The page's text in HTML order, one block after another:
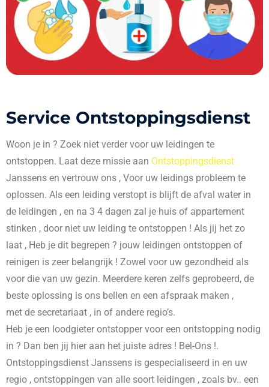
Service Ontstoppingsdienst
Woon je in ? Zoek niet verder voor uw leidingen te
ontstoppen. Laat deze missie aan Ontstoppingsdienst
Janssens en vertrouw ons , Voor uw leidings probleem te
oplossen. Als een leiding verstopt is blijft de afval water in
de leidingen , en na 3 4 dagen zal je huis of appartement
stinken , door niet uw leiding te ontstoppen ! Als jij het zo
laat , Heb je dit begrepen ? jouw leidingen ontstoppen of
reinigen is zeer belangrijk ! Zowel voor uw gezondheid als
voor die van uw gezin. Meerdere keren zelfs geprobeerd, de
beste oplossing is ons bellen en een afspraak maken ,
met de secretariaat , in of andere regio’s.
Heb je een loodgieter ontstopper voor een ontstopping nodig
in ? Dan ben jij hier aan het juiste adres ! Bel-Ons !.
Ontstoppingsdienst Janssens is gespecialiseerd in en uw
regio , ontstoppingen van alle soort leidingen , zoals bv.. een